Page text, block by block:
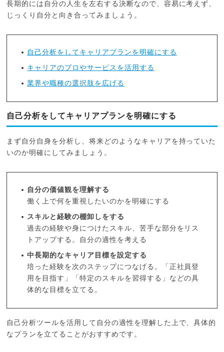
長期的には自分の人生を左右する決断なので、容易に考えず、
じっくり自分と向き合ってみましょう。
自己分析をしてキャリアプランを明確にする
キャリアのプロやサービスを活用する
業界や職種の選択肢を広げる
自己分析をしてキャリアプランを明確にする
まず自分自身を分析し、将来どのようなキャリアを持っていた
いのか明確にしてみましょう。
自分の価値観を理解する
働く上で何を重視したいのかを明確にする
スキルと経験の棚卸しをする
過去の経験や身につけたスキル、苦手な部分をリス
トアップする。自分の適性を考える
中長期的なキャリア目標を設定する
培った経験を次のステップにつなげる。「正社員登
用を目指す」「特定のスキルを習得する」などの具
体的な目標を立てる。
自己分析ツールを活用して自分の適性を理解した上で、具体的
なプランを立てることがおすすめです。